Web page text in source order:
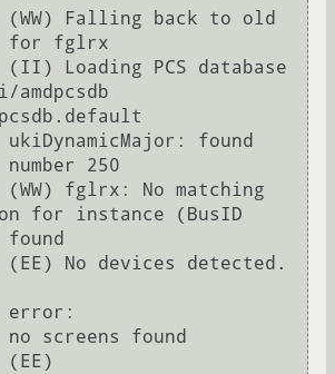
Falling back to old
for fglrx
Loading PCS database
found
250
fglrx: No matching
for instance (BusID
found
No devices detected.
error:
screens found